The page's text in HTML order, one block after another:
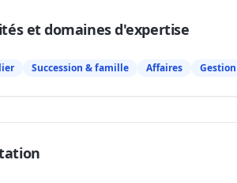
et domaines d'expertise
Succession & famille Affaires